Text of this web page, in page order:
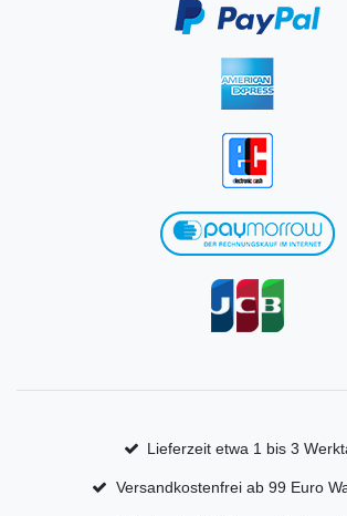
Lieferzeit etwa 1 bis 3
Versandkostenfrei ab 99 Euro